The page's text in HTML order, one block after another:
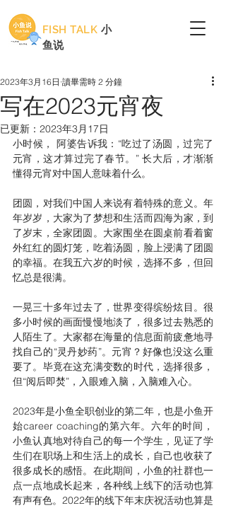
FISH TALK 小
鱼说
写在2023元宵夜
2023年3月16日 讀畢需時 2 分鐘
已更新： 2023年3月17日
小时候， 阿婆告诉我：“吃过了汤圆，过完了
元宵，这才算过完了春节。” 长大后，才渐渐
懂得元宵对中国人意味着什么。
团圆，对我们中国人来说有着特殊的意义。年
年岁岁，大家为了梦想和生活而四海为家，到
了岁末，全家团圆。大家围坐在圆桌前看着窗
外红红的圆灯笼，吃着汤圆，脸上浸满了团圆
的幸福。在我五六岁的时候，选择不多，但回
忆总是很满。
一晃三十多年过去了，世界变得缤纷炫目。很
多小时候的画面慢慢地淡了，很多过去熟悉的
人陌生了。大家都在海量的信息面前疲惫地寻
找自己的“灵丹妙药”。元宵？好像也没这么重
要了。毕竟在这充满变数的时代，选择很多，
但“阅后即焚”，入眼难入脑，入脑难入心。
2023年是小鱼全职创业的第二年，也是小鱼开
始career coaching的第六年。六年的时间，
小鱼认真地对待自己的每一个学生，见证了学
生们在职场上和生活上的成长，自己也收获了
很多成长的感悟。在此期间，小鱼的社群也一
点一点地成长起来，各种线上线下的活动也算
有声有色。2022年的线下年末庆祝活动也算是